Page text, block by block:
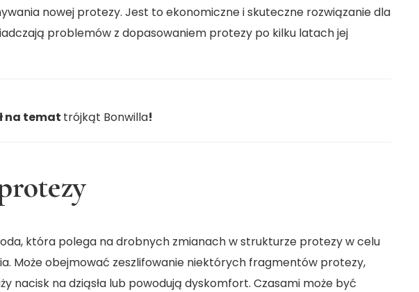
nowej protezy. Jest to ekonomiczne i skuteczne rozwiązanie dla
problemów z dopasowaniem protezy po kilku latach jej
na temat trójkąt Bonwilla!
która polega na drobnych zmianach w strukturze protezy w celu
Może obejmować zeszlifowanie niektórych fragmentów protezy,
nacisk na dziąsła lub powodują dyskomfort. Czasami może być